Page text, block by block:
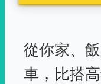
從你家、
車， 比搭